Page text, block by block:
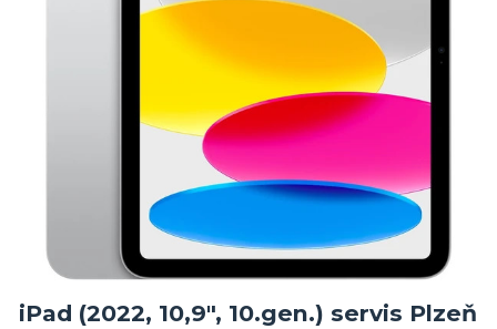
iPad (2022, 10,9", 10.gen.) servis Plzeň